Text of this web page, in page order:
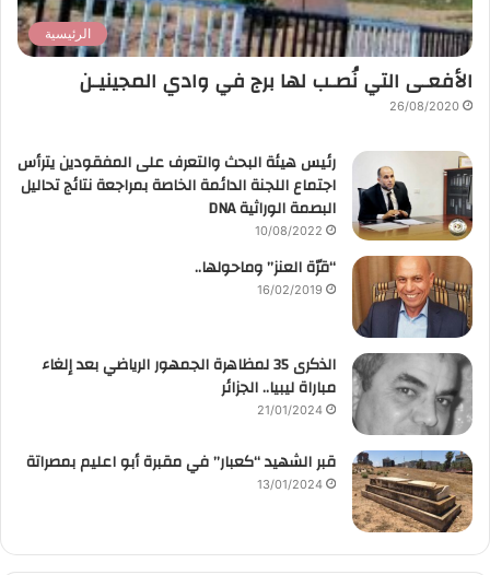
الرئيسية
الأفعـى التي نُصـب لها برج في وادي المجينيـن
26/08/2020
رئيس هيئة البحث والتعرف على المفقودين يترأس
اجتماع اللجنة الدائمة الخاصة بمراجعة نتائج تحاليل
البصمة الوراثية DNA
10/08/2022
“قرّة العنز” وماحولها..
16/02/2019
الذكرى 35 لمظاهرة الجمهور الرياضي بعد إلغاء
مباراة ليبيا.. الجزائر
21/01/2024
قبر الشهيد “كعبار” في مقبرة أبو اعليم بمصراتة
13/01/2024